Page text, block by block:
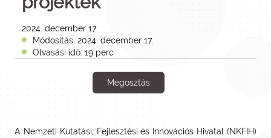
2024. december 17.
Módosítás: 2024. december 17.
Olvasási idő: 19 perc
Megosztás
A Nemzeti Kutatási, Fejlesztési és Innovációs Hivatal (NKFIH)